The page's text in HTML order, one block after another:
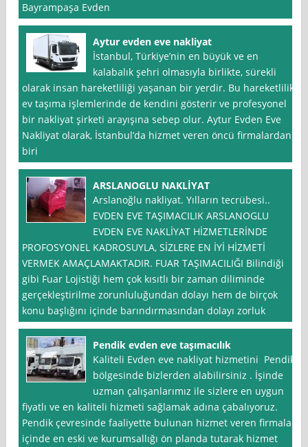
Bayrampaşa Evden
Aytur evden eve nakliyat
İstanbul, Türkiye’nin en büyük ve en
kalabalık şehri olmasıyla birlikte, sürekli
olarak insan hareketliliği yaşanan bir yerdir. Bu hareketlilik,
ev taşıma işlemlerinde de kendini gösterir ve profesyonel
bir nakliyat şirketi arayışına sebep olur. Aytur Evden Eve
Nakliyat olarak, İstanbul’da hizmet veren öncü firmalardan
biri
ARSLANOGLU NAKLİYAT
Arslanoğlu nakliyat. Yılların tecrübesi..
EVDEN EVE TAŞIMACILIK ARSLANOGLU
EVDEN EVE NAKLİYAT HİZMETLERİNDE
PROFOSYONEL KADROSUYLA, SİZLERE EN İYİ HİZMETİ
VERMEK AMAÇLAMAKTADIR. FUAR TAŞIMACILIĞI Bilindiği
gibi Fuar Lojistiği hem çok kısıtlı bir zaman diliminde
gerçekleştirilme zorunluluğundan dolayı hem de birçok
konu başlığını içinde barındırmasından dolayı zorluk
Pendik evden eve taşımacılık
Kaliteli Evden eve nakliyat hizmetini Pendik
bölgesinde bizlerden alabilirsiniz . İşinde
uzman çalışanlarımız ile sizlere en uygun
fiyatlı ve en kaliteli hizmeti sağlamak adına çabalıyoruz.
Pendik çevresinde faaliyette bulunan hizmet veren firmalar
içinde en eski ve kurumsallığı ön planda tutarak hizmet